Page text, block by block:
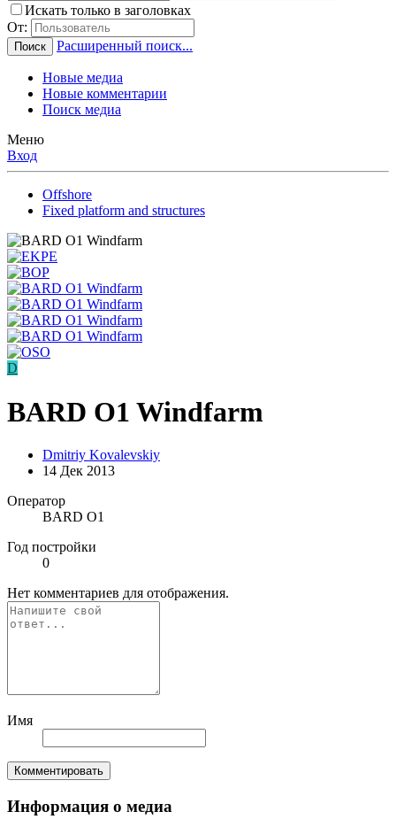
Искать только в заголовках
От:
Поиск Расширенный поиск...
Новые медиа
Новые комментарии
Поиск медиа
Меню
Вход
Offshore
Fixed platform and structures
D
BARD O1 Windfarm
Dmitriy Kovalevskiy
14 Дек 2013
Оператор
BARD O1
Год постройки
0
Нет комментариев для отображения.
Имя
Комментировать
Информация о медиа